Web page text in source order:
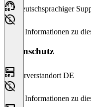
Deutschsprachiger
Keine Informationen zu
Datenschutz
Serverstandort DE
Keine Informationen zu